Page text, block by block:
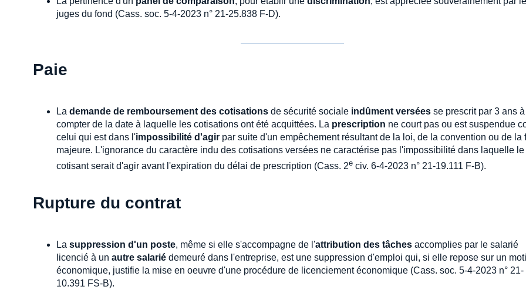
juges du fond (Cass. soc. 5-4-2023 n° 21-25.838 F-D).
Paie
La demande de remboursement des cotisations de sécurité sociale indûment versées se prescrit par 3 ans à
compter de la date à laquelle les cotisations ont été acquittées. La prescription ne court pas ou est suspendue
celui qui est dans l'impossibilité d'agir par suite d'un empêchement résultant de la loi, de la convention ou de la
majeure. L'ignorance du caractère indu des cotisations versées ne caractérise pas l'impossibilité dans laquelle le
cotisant serait d'agir avant l'expiration du délai de prescription (Cass. 2e civ. 6-4-2023 n° 21-19.111 F-B).
Rupture du contrat
La suppression d'un poste, même si elle s'accompagne de l'attribution des tâches accomplies par le salarié
licencié à un autre salarié demeuré dans l'entreprise, est une suppression d'emploi qui, si elle repose sur un
économique, justifie la mise en oeuvre d'une procédure de licenciement économique (Cass. soc. 5-4-2023 n° 21-
10.391 FS-B).